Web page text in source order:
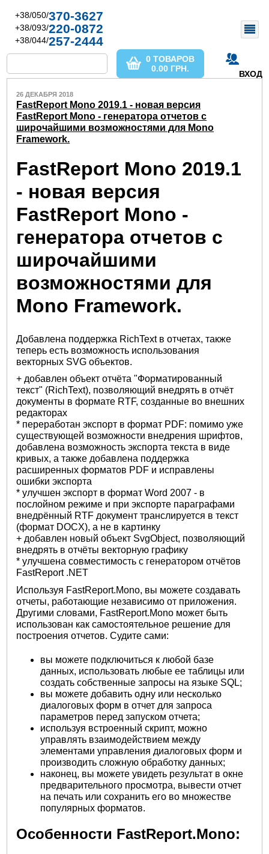
+38/050/370-3627
+38/093/220-0872
+38/044/257-2444
ВХОД
0 ТОВАРОВ
0.00 ГРН.
26 ДЕКАБРЯ 2018
FastReport Mono 2019.1 - новая версия
FastReport Mono - генератора отчетов с
широчайшими возможностями для Mono
Framework.
FastReport Mono 2019.1
- новая версия
FastReport Mono -
генератора отчетов с
широчайшими
возможностями для
Mono Framework.
Добавлена поддержка RichText в отчетах, также
теперь есть возможность использования
векторных SVG объектов.
+ добавлен объект отчёта "Форматированный
текст" (RichText), позволяющий внедрять в отчёт
документы в формате RTF, созданные во внешних
редакторах
* переработан экспорт в формат PDF: помимо уже
существующей возможности внедрения шрифтов,
добавлена возможность экспорта текста в виде
кривых, а также добавлена поддержка
расширенных форматов PDF и исправлены
ошибки экспорта
* улучшен экспорт в формат Word 2007 - в
послойном режиме и при экспорте параграфами
внедрённый RTF документ транслируется в текст
(формат DOCX), а не в картинку
+ добавлен новый объект SvgObject, позволяющий
внедрять в отчёты векторную графику
* улучшена совместимость с генератором отчётов
FastReport .NET
Используя FastReport.Mono, вы можете создавать
отчеты, работающие независимо от приложения.
Другими словами, FastReport.Mono может быть
использован как самостоятельное решение для
построения отчетов. Судите сами:
вы можете подключиться к любой базе
данных, использовать любые ее таблицы или
создать собственные запросы на языке SQL;
вы можете добавить одну или несколько
диалоговых форм в отчет для запроса
параметров перед запуском отчета;
используя встроенный скрипт, можно
управлять взаимодействием между
элементами управления диалоговых форм и
производить сложную обработку данных;
наконец, вы можете увидеть результат в окне
предварительного просмотра, вывести отчет
на печать или сохранить его во множестве
популярных форматов.
Особенности FastReport.Mono: